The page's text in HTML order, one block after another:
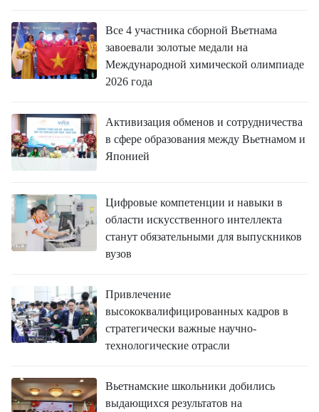
Все 4 участника сборной Вьетнама
завоевали золотые медали на
Международной химической олимпиаде
2026 года
Активизация обменов и сотрудничества
в сфере образования между Вьетнамом и
Японией
Цифровые компетенции и навыки в
области искусственного интеллекта
станут обязательными для выпускников
вузов
Привлечение
высококвалифицированных кадров в
стратегически важные научно-
технологические отрасли
Вьетнамские школьники добились
выдающихся результатов на